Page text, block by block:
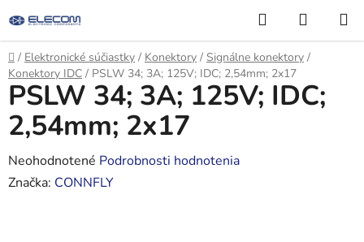
na
obsah
Hľadať
KOŠÍK
Domov
/ Elektronické súčiastky / Konektory / Signálne konektory /
Konektory IDC / PSLW 34; 3A; 125V; IDC; 2,54mm; 2x17
PSLW 34; 3A; 125V; IDC;
2,54mm; 2x17
Priemerné
hodnotenie
Neohodnotené Podrobnosti hodnotenia
Značka: CONNFLY